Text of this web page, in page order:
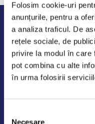
Folosim cookie-uri
anunțurile, pentru a
a analiza traficul. De
rețele sociale, de
privire la modul în care
pot combina cu alte
în urma folosirii
Necesare
Program de
Luni - Vineri: 09:00-
Sambata - Duminica: